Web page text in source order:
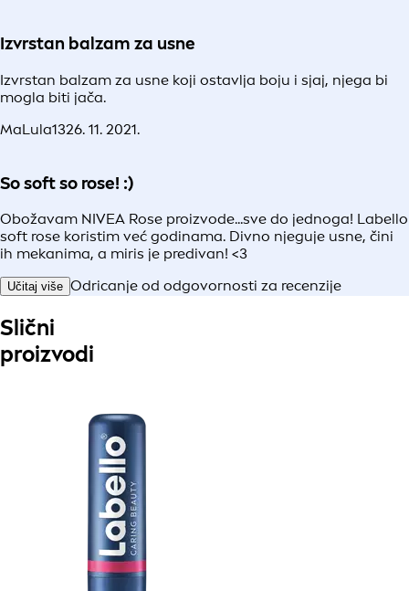
Izvrstan balzam za usne
Izvrstan balzam za usne koji ostavlja boju i sjaj, njega bi
mogla biti jača.
MaLula1326. 11. 2021.
So soft so rose! :)
Obožavam NIVEA Rose proizvode...sve do jednoga! Labello
soft rose koristim već godinama. Divno njeguje usne, čini
ih mekanima, a miris je predivan! <3
Učitaj više Odricanje od odgovornosti za recenzije
Slični
proizvodi